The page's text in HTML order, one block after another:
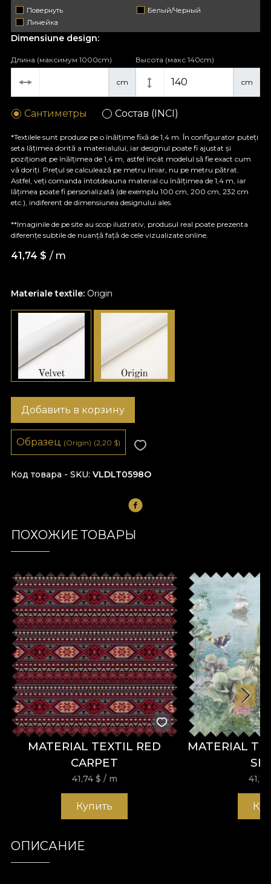
Повернуть
Белый/Черный
Линейка
Materiale textile: Origin
Dimensiune design:
cm
Длина (максимум 1000cm)
cm
Высота (макс 140cm)
Сантиметры Состав (INCI)
*Textilele sunt produse pe o înălțime fixă de 1,4 m. În configurator puteți
seta lățimea dorită a materialului, iar designul poate fi ajustat și
poziționat pe înălțimea de 1,4 m, astfel încât modelul să fie exact cum
vă doriți. Prețul se calculează pe metru liniar, nu pe metru pătrat.
Astfel, veți comanda întotdeauna material cu înălțimea de 1,4 m, iar
lățimea poate fi personalizată (de exemplu 100 cm, 200 cm, 232 cm
etc.), indiferent de dimensiunea designului ales.
**Imaginile de pe site au scop ilustrativ, produsul real poate prezenta
diferențe subtile de nuanță față de cele vizualizate online.
41,74 $ / m
Код товара - SKU VLDLT0598O
Добавить в корзину
Образец (Origin) (2,20 $)
ПОХОЖИЕ ТОВАРЫ
MATERIAL TEXTIL RED
CARPET
41,74 $ / m
Купить
MATERIAL
ОПИСАНИЕ